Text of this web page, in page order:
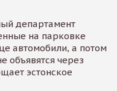
департамент
на парковке
автомобили, а потом
объявятся через
эстонское